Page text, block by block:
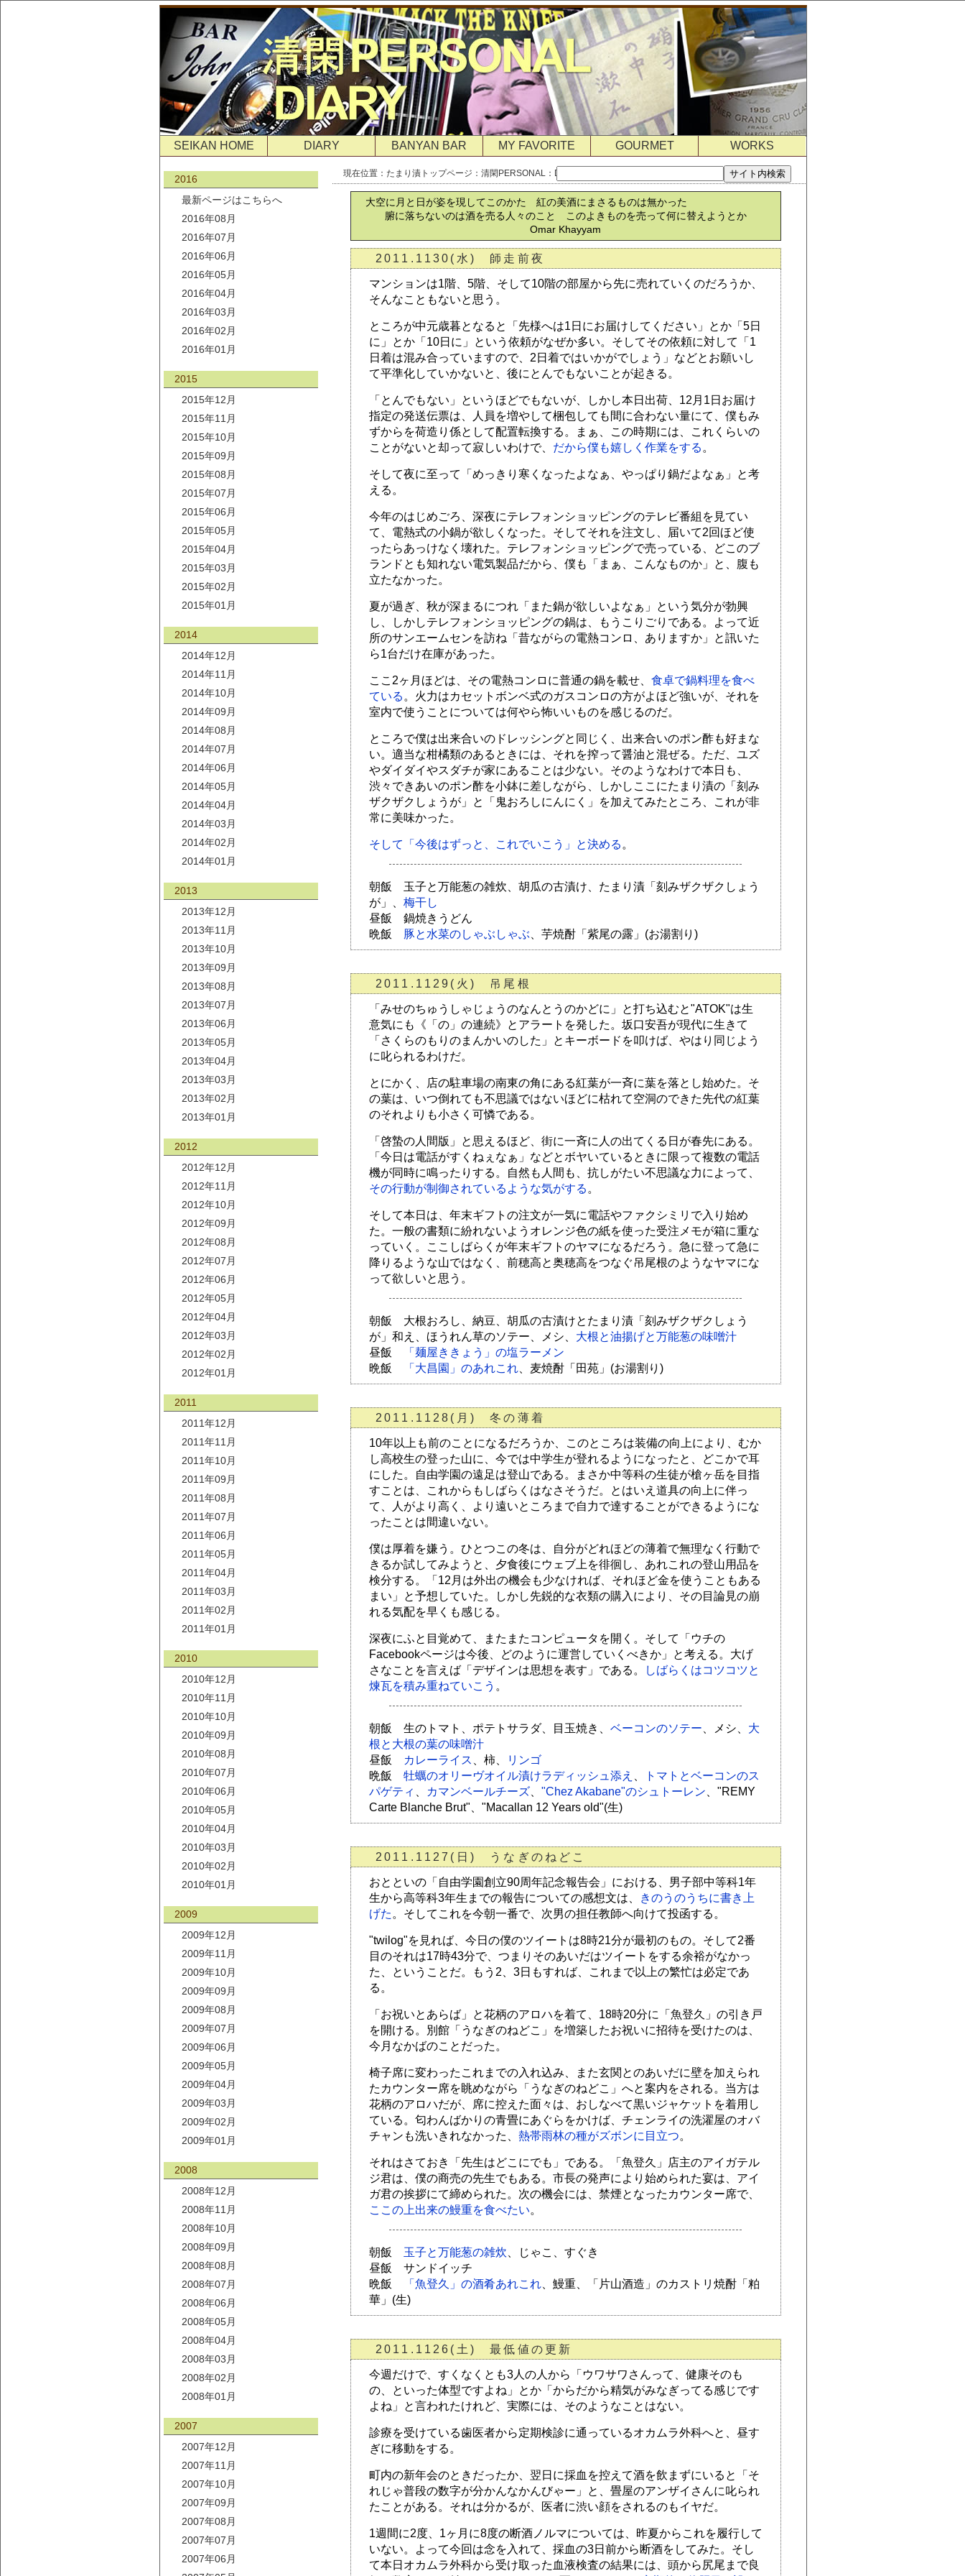
SEIKAN HOME DIARY BANYAN BAR MY FAVORITE GOURMET WORKS
2016
最新ページはこちらへ
2016年08月
2016年07月
2016年06月
2016年05月
2016年04月
2016年03月
2016年02月
2016年01月
2015
2015年12月
2015年11月
2015年10月
2015年09月
2015年08月
2015年07月
2015年06月
2015年05月
2015年04月
2015年03月
2015年02月
2015年01月
2014
2014年12月
2014年11月
2014年10月
2014年09月
2014年08月
2014年07月
2014年06月
2014年05月
2014年04月
2014年03月
2014年02月
2014年01月
2013
2013年12月
2013年11月
2013年10月
2013年09月
2013年08月
2013年07月
2013年06月
2013年05月
2013年04月
2013年03月
2013年02月
2013年01月
2012
2012年12月
2012年11月
2012年10月
2012年09月
2012年08月
2012年07月
2012年06月
2012年05月
2012年04月
2012年03月
2012年02月
2012年01月
2011
2011年12月
2011年11月
2011年10月
2011年09月
2011年08月
2011年07月
2011年06月
2011年05月
2011年04月
2011年03月
2011年02月
2011年01月
2010
2010年12月
2010年11月
2010年10月
2010年09月
2010年08月
2010年07月
2010年06月
2010年05月
2010年04月
2010年03月
2010年02月
2010年01月
2009
2009年12月
2009年11月
2009年10月
2009年09月
2009年08月
2009年07月
2009年06月
2009年05月
2009年04月
2009年03月
2009年02月
2009年01月
2008
2008年12月
2008年11月
2008年10月
2008年09月
2008年08月
2008年07月
2008年06月
2008年05月
2008年04月
2008年03月
2008年02月
2008年01月
2007
2007年12月
2007年11月
2007年10月
2007年09月
2007年08月
2007年07月
2007年06月
現在位置： たまり漬トップページ ： 清閑PERSONAL ： DIARY
大空に月と日が姿を現してこのかた 紅の美酒にまさるものは無かった
腑に落ちないのは酒を売る人々のこと このよきものを売って何に替えようとか
Omar Khayyam
2011.1130(水) 師走前夜
マンションは1階、5階、そして10階の部屋から先に売れていくのだろうか、
そんなこともないと思う。
ところが中元歳暮となると「先様へは1日にお届けしてください」とか「5日
に」とか「10日に」という依頼がなぜか多い。そしてその依頼に対して「1
日着は混み合っていますので、2日着ではいかがでしょう」などとお願いし
て平準化していかないと、後にとんでもないことが起きる。
「とんでもない」というほどでもないが、しかし本日出荷、12月1日お届け
指定の発送伝票は、人員を増やして梱包しても間に合わない量にて、僕もみ
ずからを荷造り係として配置転換する。まぁ、この時期には、これくらいの
ことがないと却って寂しいわけで、 だから僕も嬉しく作業をする 。
そして夜に至って「めっきり寒くなったよなぁ、やっぱり鍋だよなぁ」と考
える。
今年のはじめごろ、深夜にテレフォンショッピングのテレビ番組を見てい
て、電熱式の小鍋が欲しくなった。そしてそれを注文し、届いて2回ほど使
ったらあっけなく壊れた。テレフォンショッピングで売っている、どこのブ
ランドとも知れない電気製品だから、僕も「まぁ、こんなものか」と、腹も
立たなかった。
夏が過ぎ、秋が深まるにつれ「また鍋が欲しいよなぁ」という気分が勃興
し、しかしテレフォンショッピングの鍋は、もうこりごりである。よって近
所のサンエームセンを訪ね「昔ながらの電熱コンロ、ありますか」と訊いた
ら1台だけ在庫があった。
ここ2ヶ月ほどは、その電熱コンロに普通の鍋を載せ、 食卓で鍋料理を食べ
ている 。火力はカセットボンベ式のガスコンロの方がよほど強いが、それを
室内で使うことについては何やら怖いいものを感じるのだ。
ところで僕は出来合いのドレッシングと同じく、出来合いのポン酢も好まな
い。適当な柑橘類のあるときには、それを搾って醤油と混ぜる。ただ、ユズ
やダイダイやスダチが家にあることは少ない。そのようなわけで本日も、
渋々できあいのポン酢を小鉢に差しながら、しかしここにたまり漬の「刻み
ザクザクしょうが」と「鬼おろしにんにく」を加えてみたところ、これが非
常に美味かった。
そして「今後はずっと、これでいこう」と決める 。
朝飯 玉子と万能葱の雑炊、胡瓜の古漬け、たまり漬「刻みザクザクしょう
が」、 梅干し
昼飯 鍋焼きうどん
晩飯 豚と水菜のしゃぶしゃぶ 、芋焼酎「紫尾の露」(お湯割り)
2011.1129(火) 吊尾根
「みせのちゅうしゃじょうのなんとうのかどに」と打ち込むと"ATOK"は生
意気にも《「の」の連続》とアラートを発した。坂口安吾が現代に生きて
「さくらのもりのまんかいのした」とキーボードを叩けば、やはり同じよう
に叱られるわけだ。
とにかく、店の駐車場の南東の角にある紅葉が一斉に葉を落とし始めた。そ
の葉は、いつ倒れても不思議ではないほどに枯れて空洞のできた先代の紅葉
のそれよりも小さく可憐である。
「啓蟄の人間版」と思えるほど、街に一斉に人の出てくる日が春先にある。
「今日は電話がすくねぇなぁ」などとボヤいているときに限って複数の電話
機が同時に鳴ったりする。自然も人間も、抗しがたい不思議な力によって、
その行動が制御されているような気がする 。
そして本日は、年末ギフトの注文が一気に電話やファクシミリで入り始め
た。一般の書類に紛れないようオレンジ色の紙を使った受注メモが箱に重な
っていく。ここしばらくが年末ギフトのヤマになるだろう。急に登って急に
降りるような山ではなく、前穂高と奥穂高をつなぐ吊尾根のようなヤマにな
って欲しいと思う。
朝飯 大根おろし、納豆、胡瓜の古漬けとたまり漬「刻みザクザクしょう
が」和え、ほうれん草のソテー、メシ、 大根と油揚げと万能葱の味噌汁
昼飯
「麺屋ききょう」の塩ラーメン
晩飯
「大昌園」のあれこれ、麦焼酎「田苑」(お湯割り)
2011.1128(月) 冬の薄着
10年以上も前のことになるだろうか、このところは装備の向上により、むか
し高校生の登った山に、今では中学生が登れるようになったと、どこかで耳
にした。自由学園の遠足は登山である。まさか中等科の生徒が槍ヶ岳を目指
すことは、これからもしばらくはなさそうだ。とはいえ道具の向上に伴っ
て、人がより高く、より遠いところまで自力で達することができるようにな
ったことは間違いない。
僕は厚着を嫌う。ひとつこの冬は、自分がどれほどの薄着で無理なく行動で
きるか試してみようと、夕食後にウェブ上を徘徊し、あれこれの登山用品を
検分する。「12月は外出の機会も少なければ、それほど金を使うこともある
まい」と予想していた。しかし先鋭的な衣類の購入により、その目論見の崩
れる気配を早くも感じる。
深夜にふと目覚めて、またまたコンピュータを開く。そして「ウチの
Facebookページは今後、どのように運営していくべきか」と考える。大げ
さなことを言えば「デザインは思想を表す」である。
しばらくはコツコツと
煉瓦を積み重ねていこう 。
朝飯 生のトマト、ポテトサラダ、目玉焼き、 ベーコンのソテー 、メシ、 大
根と大根の葉の味噌汁
昼飯
カレーライス 、柿、
リンゴ
晩飯 牡蠣のオリーヴオイル漬けラディッシュ添え
トマトとベーコンのス
パゲティ
カマンベールチーズ、 "Chez Akabane"のシュトーレン 、"REMY
Carte Blanche Brut"、"Macallan 12 Years old"(生)
2011.1127(日) うなぎのねどこ
おとといの「自由学園創立90周年記念報告会」における、男子部中等科1年
生から高等科3年生までの報告についての感想文は、
きのうのうちに書き上
げた 。そしてこれを今朝一番で、次男の担任教師へ向けて投函する。
"twilog"を見れば、今日の僕のツイートは8時21分が最初のもの。そして2番
目のそれは17時43分で、つまりそのあいだはツイートをする余裕がなかっ
た、ということだ。もう2、3日もすれば、これまで以上の繁忙は必定であ
る。
「お祝いとあらば」と花柄のアロハを着て、18時20分に「魚登久」の引き戸
を開ける。別館「うなぎのねどこ」を増築したお祝いに招待を受けたのは、
今月なかばのことだった。
椅子席に変わったこれまでの入れ込み、また玄関とのあいだに壁を加えられ
たカウンター席を眺めながら「うなぎのねどこ」へと案内をされる。当方は
花柄のアロハだが、席に控えた面々は、おしなべて黒いジャケットを着用し
ている。匂わんばかりの青畳にあぐらをかけば、チェンライの洗濯屋のオバ
チャンも洗いきれなかった、 熱帯雨林の種がズボンに目立つ。
それはさておき「先生はどこにでも」である。「魚登久」店主のアイガテル
ジ君は、僕の商売の先生でもある。市長の発声により始められた宴は、アイ
ガ君の挨拶にて締められた。次の機会には、禁煙となったカウンター席で、
ここの上出来の鰻重を食べたい。
朝飯 玉子と万能葱の雑炊 、じゃこ、すぐき
昼飯 サンドイッチ
晩飯
「魚登久」の酒肴あれこれ、鰻重、「片山酒造」のカストリ焼酎「粕
華」(生)
2011.1126(土) 最低値の更新
今週だけで、すくなくとも3人の人から「ウワサワさんって、健康そのも
の、といった体型ですよね」とか「からだから精気がみなぎってる感じです
よね」と言われたけれど、実際には、そのようなことはない。
診療を受けている歯医者から定期検診に通っているオカムラ外科へと、昼す
ぎに移動をする。
町内の新年会のときだったか、翌日に採血を控えて酒を飲まずにいると「そ
れじゃ普段の数字が分かんなかんびゃー」と、畳屋のアンザイさんに叱られ
たことがある。それは分かるが、医者に渋い顔をされるのもイヤだ。
1週間に2度、1ヶ月に8度の断酒ノルマについては、昨夏からこれを履行して
いない。よって今回は念を入れて、採血の3日前から断酒をしてみた。そし
て本日オカムラ外科から受け取った血液検査の結果には、頭から尻尾まで良